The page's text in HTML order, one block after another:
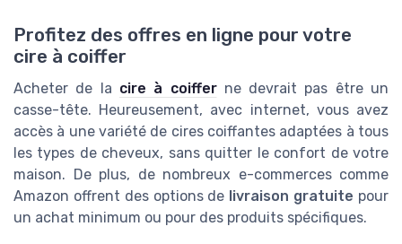
Profitez des offres en ligne pour votre
cire à coiffer
Acheter de la cire à coifferne devrait pas être un
casse-tête. Heureusement, avec internet, vous avez
accès à une variété de cires coiffantes adaptées à tous
les types de cheveux, sans quitter le confort de votre
maison. De plus, de nombreux e-commerces comme
Amazon offrent des options de livraison gratuite pour
un achat minimum ou pour des produits spécifiques.